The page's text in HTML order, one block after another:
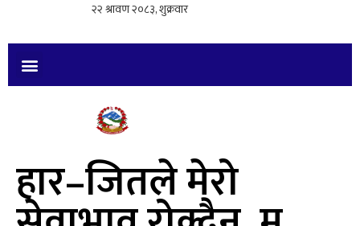
हार–जितले मेरो